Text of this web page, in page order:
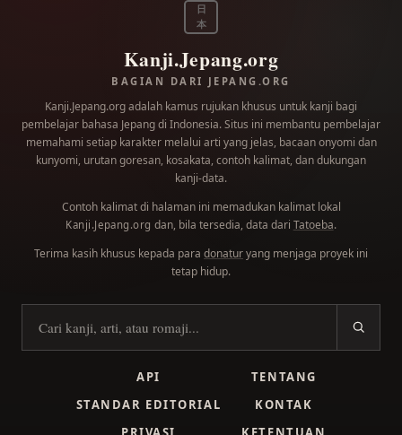
日
本
Kanji.Jepang.org
BAGIAN DARI JEPANG.ORG
Kanji.Jepang.org adalah kamus rujukan khusus untuk kanji bagi
pembelajar bahasa Jepang di Indonesia. Situs ini membantu pembelajar
memahami setiap karakter melalui arti yang jelas, bacaan onyomi dan
kunyomi, urutan goresan, kosakata, contoh kalimat, dan dukungan
kanji-data.
Contoh kalimat di halaman ini memadukan kalimat lokal
Kanji.Jepang.org dan, bila tersedia, data dari Tatoeba.
Terima kasih khusus kepada para donaturyang menjaga proyek ini
tetap hidup.
Cari kanji
API
TENTANG
STANDAR EDITORIAL
KONTAK